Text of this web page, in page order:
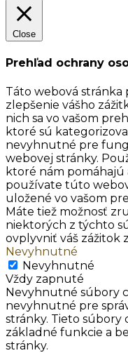
Close
Prehľad ochrany
Táto webová stránka
zlepšenie vášho
nich sa vo vašom
ktoré sú
nevyhnutné pre
webovej stránky.
ktoré nám pomáhajú
používate túto
uložené vo vašom
Máte tiež možnosť
niektorých z týchto
ovplyvniť váš zážitok
Nevyhnutné
Nevyhnutné
Vždy zapnuté
Nevyhnutné súbory
nevyhnutné pre
stránky. Tieto súbory
základné funkcie a
stránky.